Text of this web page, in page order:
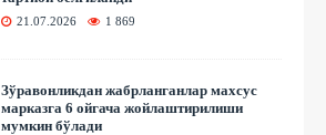
21.07.2026 1 869
Зўравонликдан жабрланганлар махсус
марказга 6 ойгача жойлаштирилиши
мумкин бўлади